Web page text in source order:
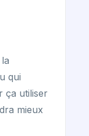
qui
ça utiliser
mieux